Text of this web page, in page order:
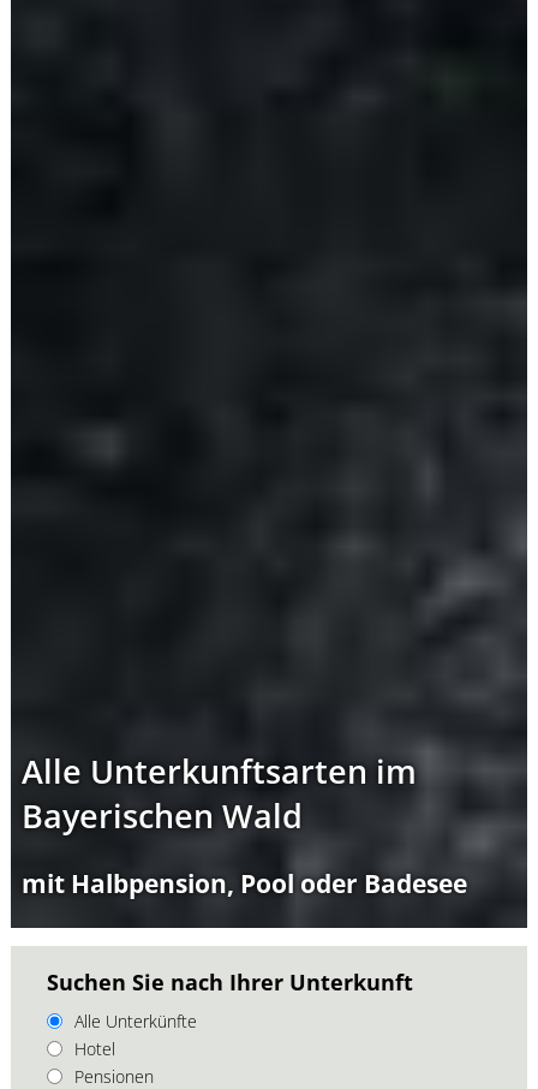
Alle Unterkunftsarten im
Bayerischen Wald
mit Halbpension, Pool oder Badesee
Suchen Sie nach Ihrer Unterkunft
Alle Unterkünfte
Hotel
Pensionen